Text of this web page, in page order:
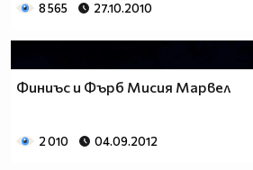
8 565 27.10.2010
Финиъс и Фърб Мисия Марвел
2 010 04.09.2012